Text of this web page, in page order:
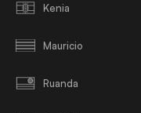
Kenia
Mauricio
Ruanda